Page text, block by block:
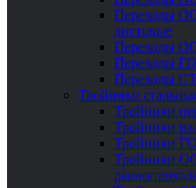
Переходы
листовые
Переходы
Переходы
Переходы
Тройники
Тройники
Тройники
Тройники
Тройники